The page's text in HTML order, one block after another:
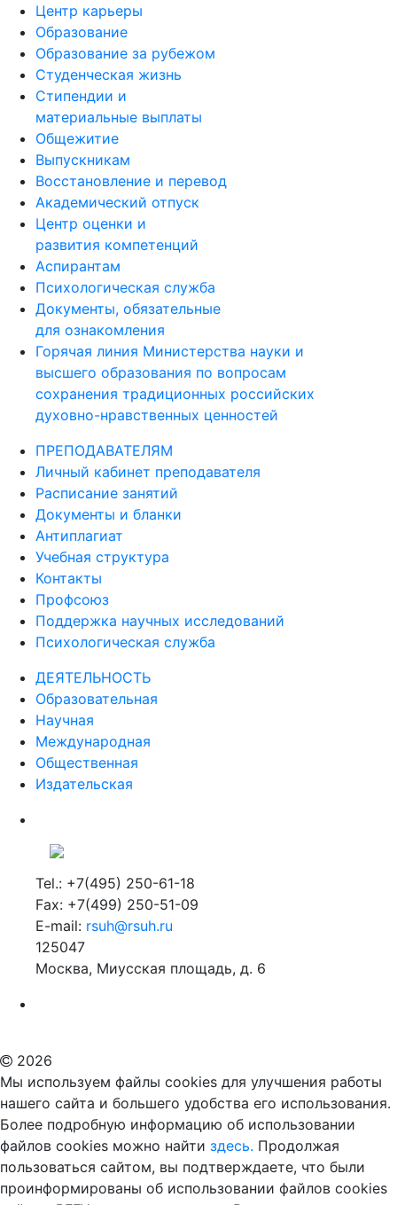
Центр карьеры
Образование
Образование за рубежом
Студенческая жизнь
Стипендии и
материальные выплаты
Общежитие
Выпускникам
Восстановление и перевод
Академический отпуск
Центр оценки и
развития компетенций
Аспирантам
Психологическая служба
Документы, обязательные
для ознакомления
Горячая линия Министерства науки и
высшего образования по вопросам
сохранения традиционных российских
духовно-нравственных ценностей
ПРЕПОДАВАТЕЛЯМ
Личный кабинет преподавателя
Расписание занятий
Документы и бланки
Антиплагиат
Учебная структура
Контакты
Профсоюз
Поддержка научных исследований
Психологическая служба
ДЕЯТЕЛЬНОСТЬ
Образовательная
Научная
Международная
Общественная
Издательская
Tel.: +7(495) 250-61-18
Fax: +7(499) 250-51-09
E-mail: rsuh@rsuh.ru
125047
Москва, Миусская площадь, д. 6
2026
Мы используем файлы cookies для улучшения работы
нашего сайта и большего удобства его использования.
Более подробную информацию об использовании
файлов cookies можно найти здесь. Продолжая
пользоваться сайтом, вы подтверждаете, что были
проинформированы об использовании файлов cookies